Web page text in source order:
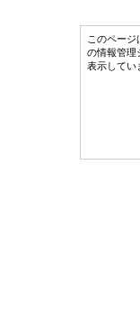
このページ
の情報管理
表示してい